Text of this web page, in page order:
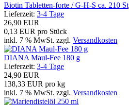
Biotin Tabletten-forte / G-H-S ca. 210 St
Lieferzeit: 3-4 Tage
26,90 EUR
0,13 EUR pro Stück
inkl. 7 % MwSt. zzgl. Versandkosten
DIANA Maul-Fee 180 g
Lieferzeit: 3-4 Tage
24,90 EUR
138,33 EUR pro kg
inkl. 7 % MwSt. zzgl. Versandkosten